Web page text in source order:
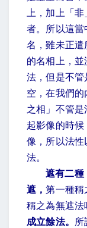
上，加上「
者。所以這當
名，雖未正遣
的名相上，
法，但是不管
空，在我們
之相」不管
起影像的時
像，所以法性
法。
遮有二種
遮，第一種稱
稱之為無遮法
成立餘法。
所